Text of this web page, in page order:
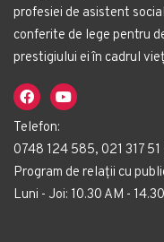
profesiei de asistent
conferite de lege pentru
prestigiului ei în cadrul
Telefon:
0748 124 585, 021 317 51
Program de relații cu
Luni - Joi: 10.30 AM -